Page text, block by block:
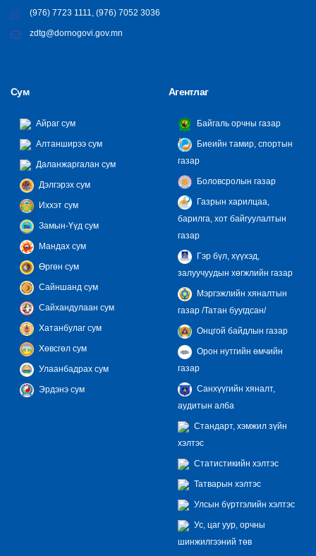
(976) 7723 1111, (976) 7052 3036
zdtg@dornogovi.gov.mn
Сум
Айраг сум
Алтанширээ сум
Даланжаргалан сум
Дэлгэрэх сум
Иххэт сум
Замын-Үүд сум
Мандах сум
Өргөн сум
Сайншанд сум
Сайхандулаан сум
Хатанбулаг сум
Хөвсгөл сум
Улаанбадрах сум
Эрдэнэ сум
Агентлаг
Байгаль орчны газар
Биеийн тамир, спортын
газар
Боловсролын газар
Газрын харилцаа,
барилга, хот байгуулалтын
газар
Гэр бүл, хүүхэд,
залуучуудын хөгжлийн газар
Мэргэжлийн хяналтын
газар /Татан буугдсан/
Онцгой байдлын газар
Орон нутгийн өмчийн
газар
Санхүүгийн хяналт,
аудитын алба
Стандарт, хэмжил зүйн
хэлтэс
Статистикийн хэлтэс
Татварын хэлтэс
Улсын бүртгэлийн хэлтэс
Ус, цаг уур, орчны
шинжилгээний төв